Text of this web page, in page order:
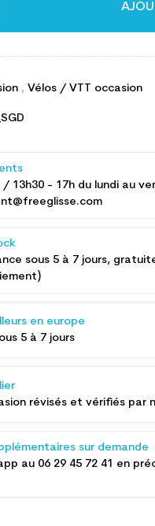
, Vélos / VTT occasion
/ 13h30 - 17h du lundi au
sous 5 à 7 jours,
en europe
5 à 7 jours
révisés et vérifiés par
sur demande
au 06 29 45 72 41 en